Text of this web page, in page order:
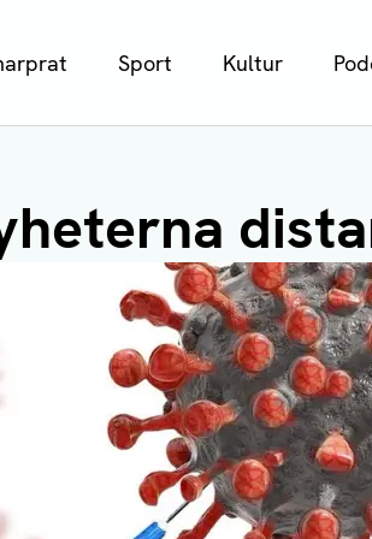
Sport Kultur